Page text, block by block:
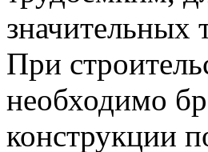
значительных
При
необходимо
конструкции